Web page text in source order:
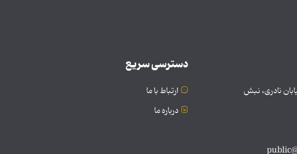
نادری، نبش
دسترسی سریع
ارتباط با ما
درباره ما